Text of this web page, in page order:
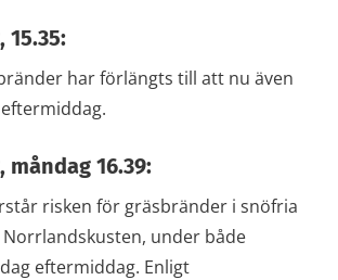
har förlängts till att nu även
16.39:
risken för gräsbränder i snöfria
under både
eftermiddag. Enligt